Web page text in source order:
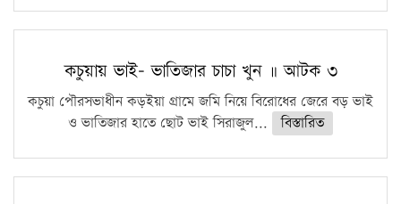
কচুয়ায় ভাই- ভাতিজার চাচা খুন ॥ আটক ৩
কচুয়া পৌরসভাধীন কড়ইয়া গ্রামে জমি নিয়ে বিরোধের জেরে বড় ভাই
ও ভাতিজার হাতে ছোট ভাই সিরাজুল...
বিস্তারিত